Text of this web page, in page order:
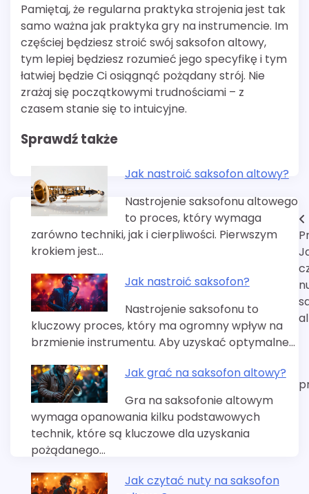
Pamiętaj, że regularna praktyka strojenia jest tak
samo ważna jak praktyka gry na instrumencie. Im
częściej będziesz stroić swój saksofon altowy,
tym lepiej będziesz rozumieć jego specyfikę i tym
łatwiej będzie Ci osiągnąć pożądany strój. Nie
zrażaj się początkowymi trudnościami – z
czasem stanie się to intuicyjne.
Sprawdź także
Jak nastroić saksofon altowy?
Nastrojenie saksofonu altowego
to proces, który wymaga
zarówno techniki, jak i cierpliwości. Pierwszym
krokiem jest…
Jak nastroić saksofon?
Nastrojenie saksofonu to
kluczowy proces, który ma ogromny wpływ na
brzmienie instrumentu. Aby uzyskać optymalne…
Jak grać na saksofon altowy?
Gra na saksofonie altowym
wymaga opanowania kilku podstawowych
technik, które są kluczowe dla uzyskania
pożądanego…
Jak czytać nuty na saksofon
Nawigacja
wpisu